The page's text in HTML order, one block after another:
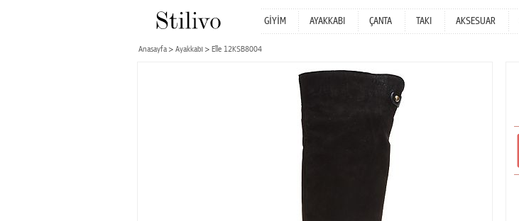
GİYİM AYAKKABI ÇANTA TAKI AKSESUAR
Anasayfa Ayakkabı Elle 12KSB8004